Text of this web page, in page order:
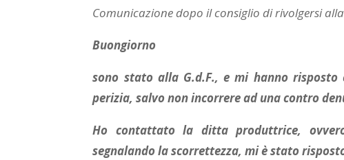
Comunicazione dopo il consiglio di rivolgersi alla
Buongiorno
sono stato alla G.d.F., e mi hanno
perizia, salvo non incorrere ad una contro
Ho contattato la ditta produttrice,
segnalando la scorrettezza, mi è stato